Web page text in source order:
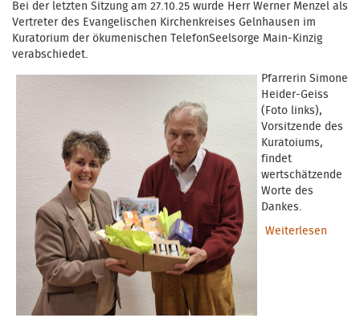
Bei der letzten Sitzung am 27.10.25 wurde Herr Werner Menzel als
Vertreter des Evangelischen Kirchenkreises Gelnhausen im
Kuratorium der ökumenischen TelefonSeelsorge Main-Kinzig
verabschiedet.
Pfarrerin Simone
Heider-Geiss
(Foto links),
Vorsitzende des
Kuratoiums,
findet
wertschätzende
Worte des
Dankes.
Weiterlesen